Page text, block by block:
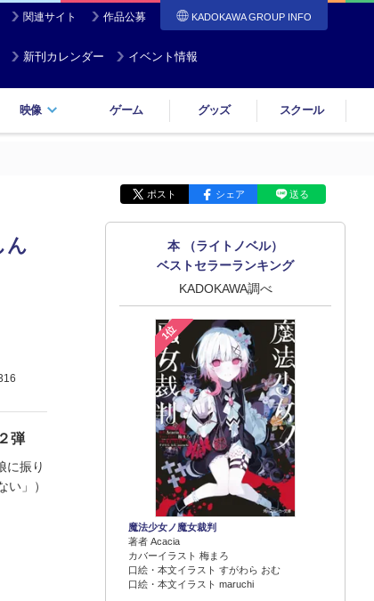
関連サイト 作品公募 KADOKAWA GROUP INFO
新刊カレンダー イベント情報
映像 ゲーム グッズ スクール
ポスト シェア 送る
ん
弾
に振り
」）
本 （ライトノベル）
ベストセラーランキング
KADOKAWA調べ
1位
魔法少女ノ魔女裁判
著者 Acacia
カバーイラスト 梅まろ
口絵・本文イラスト すがわら おむ
口絵・本文イラスト maruchi